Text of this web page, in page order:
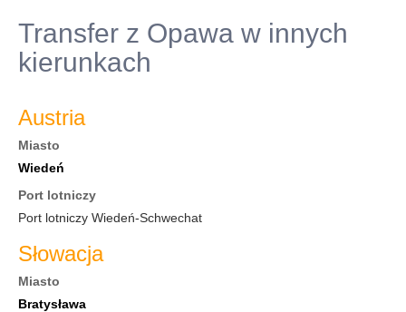
Transfer z Opawa w innych
kierunkach
Austria
Miasto
Wiedeń
Port lotniczy
Port lotniczy Wiedeń-Schwechat
Słowacja
Miasto
Bratysława